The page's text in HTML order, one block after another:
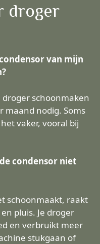
droger
van mijn
schoonmaken
maand nodig. Soms
vaker, vooral bij
condensor niet
schoonmaakt, raakt
pluis. Je droger
en verbruikt meer
stukgaan of